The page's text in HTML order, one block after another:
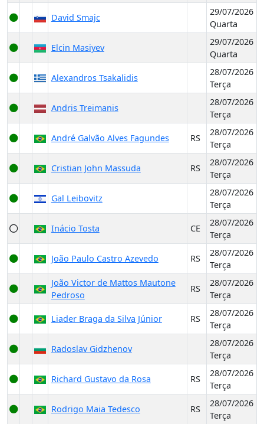
David Smajc
29/07/2026
Quarta
Elcin Masiyev
29/07/2026
Quarta
Alexandros Tsakalidis
28/07/2026
Terça
Andris Treimanis
28/07/2026
Terça
André Galvão Alves Fagundes RS
28/07/2026
Terça
Cristian John Massuda RS
28/07/2026
Terça
Gal Leibovitz
28/07/2026
Terça
Inácio Tosta CE
28/07/2026
Terça
João Paulo Castro Azevedo RS
28/07/2026
Terça
João Victor de Mattos Mautone
Pedroso
RS
28/07/2026
Terça
Liader Braga da Silva Júnior RS
28/07/2026
Terça
Radoslav Gidzhenov
28/07/2026
Terça
Richard Gustavo da Rosa RS
28/07/2026
Terça
Rodrigo Maia Tedesco RS
28/07/2026
Terça